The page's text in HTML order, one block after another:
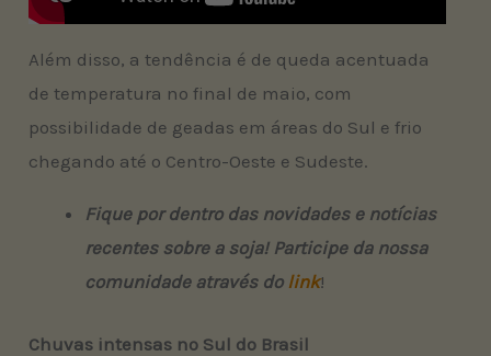
Além disso, a tendência é de queda acentuada
de temperatura no final de maio, com
possibilidade de geadas em áreas do Sul e frio
chegando até o Centro-Oeste e Sudeste.
Fique por dentro das novidades e notícias
recentes sobre a soja! Participe da nossa
comunidade através do link!
Chuvas intensas no Sul do Brasil